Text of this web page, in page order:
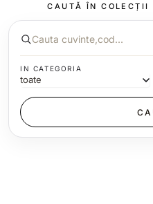
CAUTĂ ÎN COLECȚII
IN CATEGORIA